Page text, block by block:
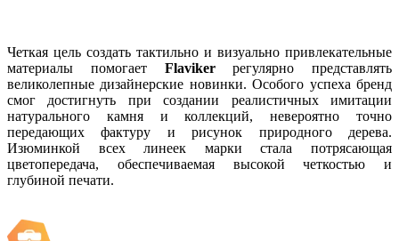
Четкая цель создать тактильно и визуально привлекательные
материалы помогает Flavikerрегулярно представлять
великолепные дизайнерские новинки. Особого успеха бренд
смог достигнуть при создании реалистичных имитации
натурального камня и коллекций, невероятно точно
передающих фактуру и рисунок природного дерева.
Изюминкой всех линеек марки стала потрясающая
цветопередача, обеспечиваемая высокой четкостью и
глубиной печати.